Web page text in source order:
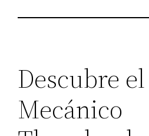
Descubre
Mecánico